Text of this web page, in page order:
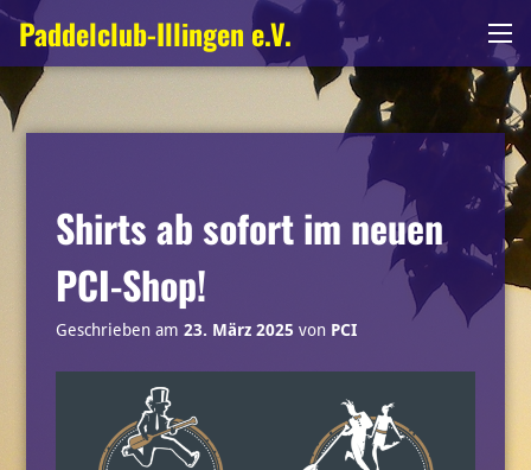
Zum
Inhalt
springen
Paddelclub-Illingen e.V.
Shirts ab sofort im neuen
PCI-Shop!
Geschrieben am 23. März 2025 von PCI